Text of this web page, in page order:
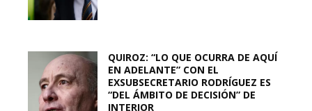
QUIROZ: “LO QUE OCURRA DE AQUÍ
EN ADELANTE” CON EL
EXSUBSECRETARIO RODRÍGUEZ ES
“DEL ÁMBITO DE DECISIÓN” DE
INTERIOR